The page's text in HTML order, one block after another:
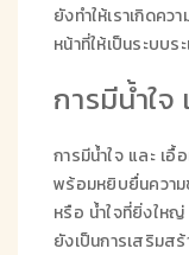
ยังทำให้เราเกิดคว
หน้าที่ให้เป็นระบบ
การมีน้ำใจ
การมีน้ำใจ และ เอื้
พร้อมหยิบยื่นความ
หรือ น้ำใจที่ยิ่งให
ยังเป็นการเสริมส